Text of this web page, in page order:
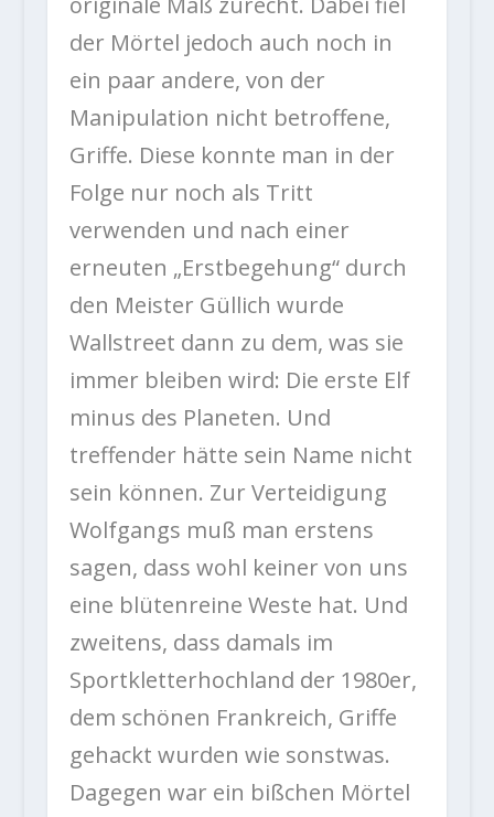
der Mörtel jedoch auch noch in
ein paar andere, von der
Manipulation nicht betroffene,
Griffe. Diese konnte man in der
Folge nur noch als Tritt
verwenden und nach einer
erneuten „Erstbegehung“ durch
den Meister Güllich wurde
Wallstreet dann zu dem, was sie
immer bleiben wird: Die erste Elf
minus des Planeten. Und
treffender hätte sein Name nicht
sein können. Zur Verteidigung
Wolfgangs muß man erstens
sagen, dass wohl keiner von uns
eine blütenreine Weste hat. Und
zweitens, dass damals im
Sportkletterhochland der 1980er,
dem schönen Frankreich, Griffe
gehackt wurden wie sonstwas.
Dagegen war ein bißchen Mörtel